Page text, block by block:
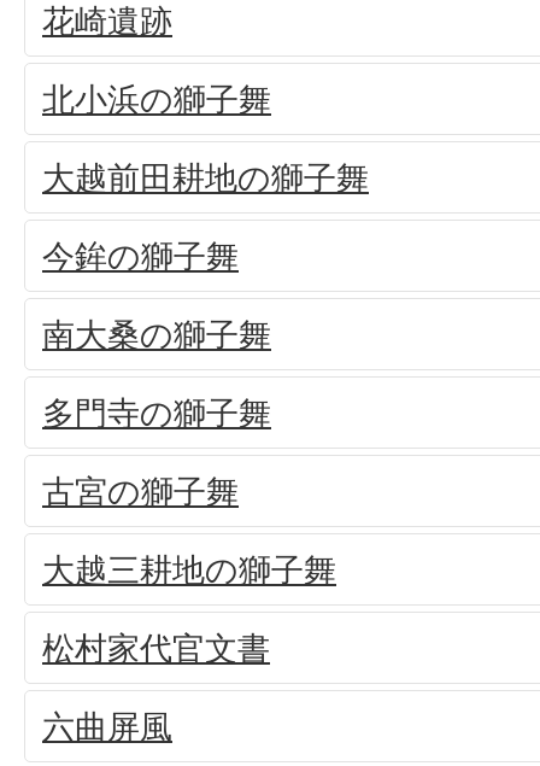
花崎遺跡
北小浜の獅子舞
大越前田耕地の獅子舞
今鉾の獅子舞
南大桑の獅子舞
多門寺の獅子舞
古宮の獅子舞
大越三耕地の獅子舞
松村家代官文書
六曲屏風